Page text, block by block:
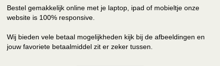
Bestel gemakkelijk online met je laptop, ipad of mobieltje onze
website is 100% responsive.
Wij bieden vele betaal mogelijkheden kijk bij de afbeeldingen en
jouw favoriete betaalmiddel zit er zeker tussen.